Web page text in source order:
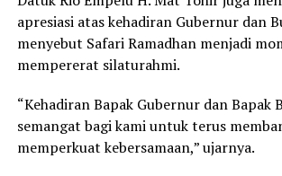
apresiasi atas kehadiran Gubernur dan
menyebut Safari Ramadhan menjadi
mempererat silaturahmi.
“Kehadiran Bapak Gubernur dan Bapak
semangat bagi kami untuk terus
memperkuat kebersamaan,” ujarnya.